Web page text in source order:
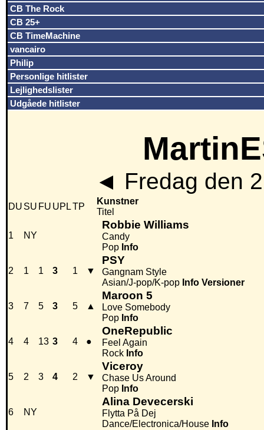
CB The Rock
CB 25+
CB TimeMachine
vancairo
Philip
Personlige hitlister
Lejlighedslister
Udgåede hitlister
◄ Fredag den
DU SU FU UPLTP
Kunstner
Titel
1 NY
Robbie Williams
Candy
Pop Info
2 1 1 3 1 ▼
PSY
Gangnam Style
Asian/J-pop/K-pop Info Versioner
3 7 5 3 5 ▲
Maroon 5
Love Somebody
Pop Info
4 4 13 3 4 ●
OneRepublic
Feel Again
Rock Info
5 2 3 4 2 ▼
Viceroy
Chase Us Around
Pop Info
6 NY
Alina Devecerski
Flytta På Dej
Dance/Electronica/House Info